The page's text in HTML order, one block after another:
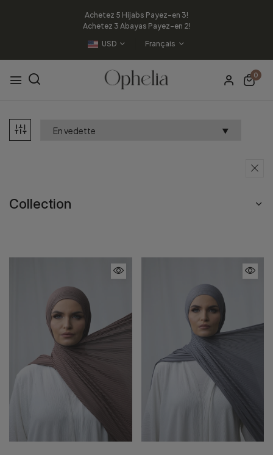
Achetez 5 Hijabs Payez-en 3!
Achetez 3 Abayas Payez-en 2!
USD
Français
0
Collection